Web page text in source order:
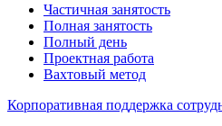
Частичная занятость
Полная занятость
Полный день
Проектная работа
Вахтовый метод
Корпоративная поддержка